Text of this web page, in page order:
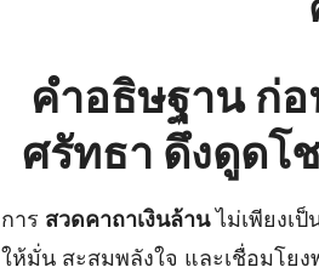
คำอธิษฐาน ก่อ
ศรัทธา ดึงดูด
การ สวดคาถาเงินล้านไม่เพียงเป็
ให้มั่น สะสมพลังใจ และเชื่อมโย